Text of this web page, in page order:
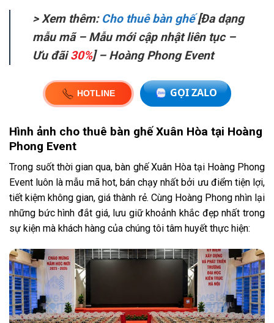
> Xem thêm: Cho thuê bàn ghế[Đa dạng
mẫu mã – Mẫu mới cập nhật liên tục –
Ưu đãi30%] – Hoàng Phong Event
Hình ảnh cho thuê bàn ghế Xuân Hòa tại Hoàng
Phong Event
Trong suốt thời gian qua, bàn ghế Xuân Hòa tại Hoàng Phong
Event luôn là mẫu mã hot, bán chạy nhất bởi ưu điểm tiện lợi,
tiết kiệm không gian, giá thành rẻ. Cùng Hoàng Phong nhìn lại
những bức hình đắt giá, lưu giữ khoảnh khắc đẹp nhất trong
sự kiện mà khách hàng của chúng tôi tâm huyết thực hiện: